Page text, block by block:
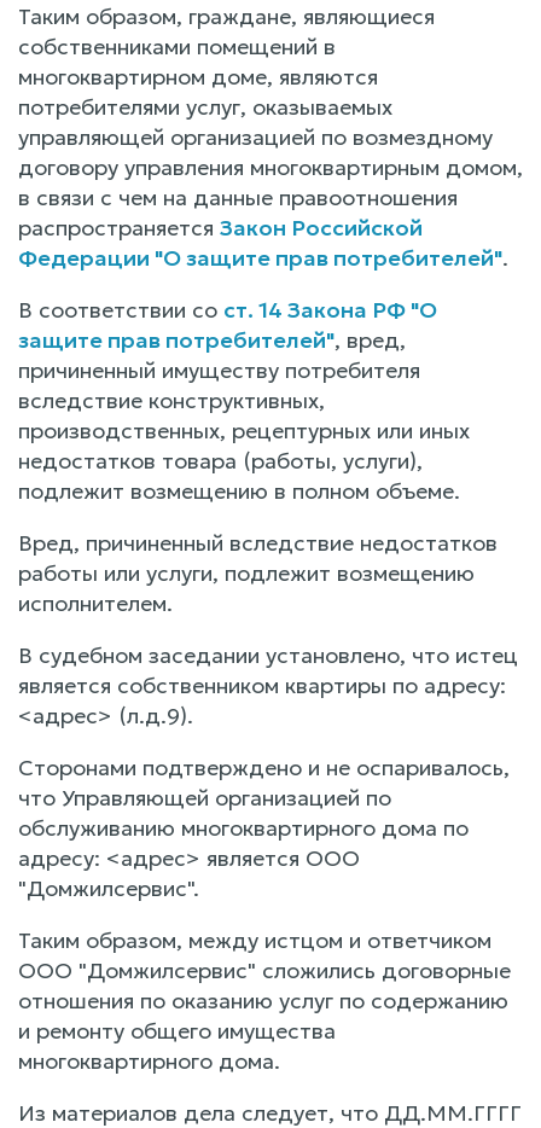
Таким образом, граждане, являющиеся
собственниками помещений в
многоквартирном доме, являются
потребителями услуг, оказываемых
управляющей организацией по возмездному
договору управления многоквартирным домом,
в связи с чем на данные правоотношения
распространяется Закон Российской
Федерации "О защите прав потребителей".
В соответствии со ст. 14 Закона РФ "О
защите прав потребителей", вред,
причиненный имуществу потребителя
вследствие конструктивных,
производственных, рецептурных или иных
недостатков товара (работы, услуги),
подлежит возмещению в полном объеме.
Вред, причиненный вследствие недостатков
работы или услуги, подлежит возмещению
исполнителем.
В судебном заседании установлено, что истец
является собственником квартиры по адресу:
<адрес> (л.д.9).
Сторонами подтверждено и не оспаривалось,
что Управляющей организацией по
обслуживанию многоквартирного дома по
адресу: <адрес> является ООО
"Домжилсервис".
Таким образом, между истцом и ответчиком
ООО "Домжилсервис" сложились договорные
отношения по оказанию услуг по содержанию
и ремонту общего имущества
многоквартирного дома.
Из материалов дела следует, что ДД.ММ.ГГГГ